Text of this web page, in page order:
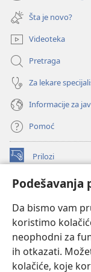
Da bismo vam
koristimo
neophodni za
ih otkazati.
kolačiće, koje
novi
prozor)
Šta je novo?
Videoteka
Pretraga
Za lekare
Informacije za
Pomoć
Prilozi
(otvara
prozor)ONLAJN
novi
prozor)JW Hub®
(otvara
novi
prozor)
®